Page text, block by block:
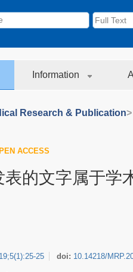
Information
Research & Publication
ACCESS
的文字属于学
;5(1):25-25 doi: 10.14218/